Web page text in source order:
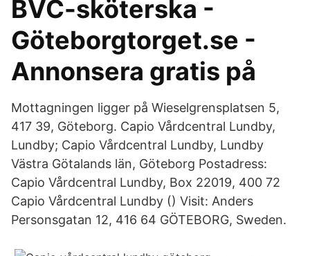
BVC-sköterska -
Göteborgtorget.se -
Annonsera gratis på
Mottagningen ligger på Wieselgrensplatsen 5,
417 39, Göteborg. Capio Vårdcentral Lundby,
Lundby; Capio Vårdcentral Lundby, Lundby
Västra Götalands län, Göteborg Postadress:
Capio Vårdcentral Lundby, Box 22019, 400 72
Capio Vårdcentral Lundby () Visit: Anders
Personsgatan 12, 416 64 GÖTEBORG, Sweden.